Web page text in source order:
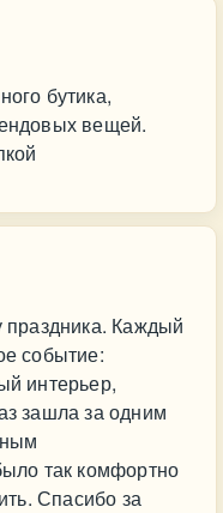
бутика,
вещей.
Каждый
событие:
интерьер,
зашла за одним
так комфортно
Спасибо за